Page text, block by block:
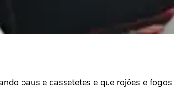
paus e cassetetes e que rojões e